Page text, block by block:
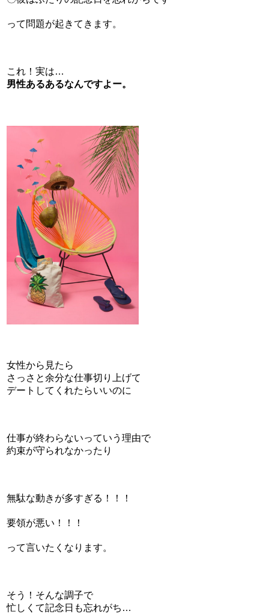
って問題が起きてきます。
これ！実は…
男性あるあるなんですよー。
女性から見たら
さっさと余分な仕事切り上げて
デートしてくれたらいいのに
仕事が終わらないっていう理由で
約束が守られなかったり
無駄な動きが多すぎる！！！
要領が悪い！！！
って言いたくなります。
そう！そんな調子で
忙しくて記念日も忘れがち…